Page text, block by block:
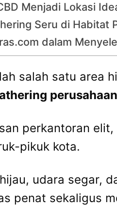
Menjadi Lokasi
Seru di Habitat
dalam
salah satu area
perusahaan
perkantoran
pikuk kota.
udara segar,
penat sekaligus